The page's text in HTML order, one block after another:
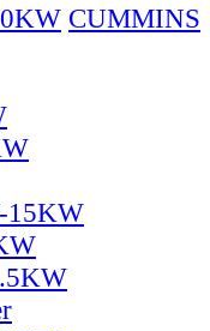
CUMMINS
15KW